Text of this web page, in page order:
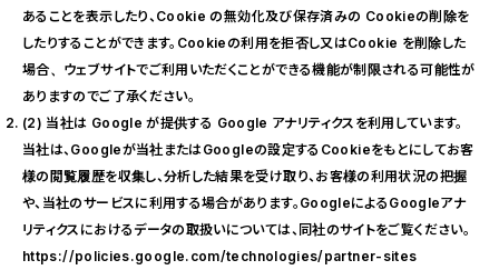
あることを表示したり、Cookie の無効化及び保存済みの Cookieの削除を
したりすることができます。Cookieの利用を拒否し又はCookie を削除した
場合、ウェブサイトでご利用いただくことができる機能が制限される可能性が
ありますのでご了承ください。
(2) 当社は Google が提供する Google アナリティクスを利用しています。
当社は、Googleが当社またはGoogleの設定するCookieをもとにしてお客
様の閲覧履歴を収集し、分析した結果を受け取り、お客様の利用状況の把握
や、当社のサービスに利用する場合があります。GoogleによるGoogleアナ
リティクスにおけるデータの取扱いについては、同社のサイトをご覧ください。
https://policies.google.com/technologies/partner-sites